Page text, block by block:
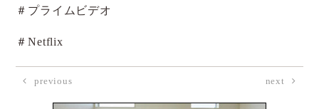
＃プライムビデオ
＃Netflix
previous next